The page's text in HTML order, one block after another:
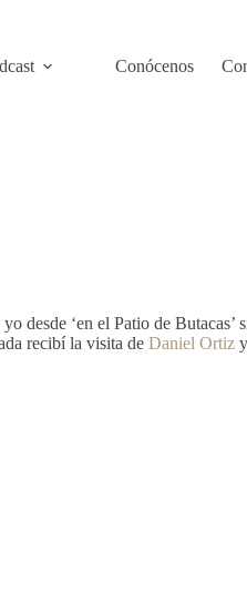
Conócenos
desde ‘en el Patio de Butacas’
recibí la visita de Daniel Ortiz